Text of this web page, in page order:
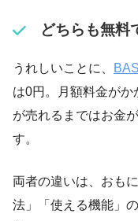
どちらも無料
うれしいことに、
は0円。月額料金が
が売れるまではお金
す。
両者の違いは、おも
法」「使える機能」